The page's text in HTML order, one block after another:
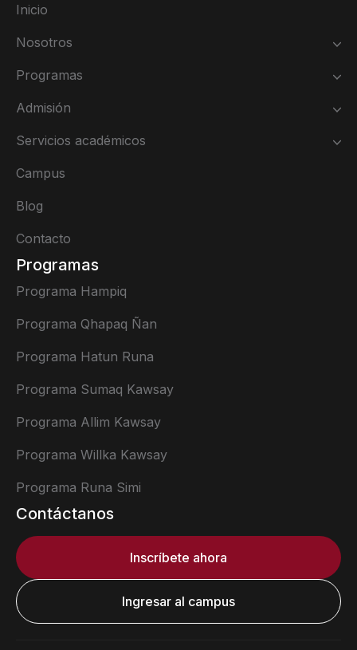
Inicio
Nosotros
Programas
Admisión
Servicios académicos
Campus
Blog
Contacto
Programas
Programa Hampiq
Programa Qhapaq Ñan
Programa Hatun Runa
Programa Sumaq Kawsay
Programa Allim Kawsay
Programa Willka Kawsay
Programa Runa Simi
Contáctanos
Inscríbete ahora
Ingresar al campus